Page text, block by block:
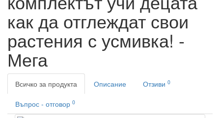
как да отглеждат свои
растения с усмивка! -
Мега
Всичко за продукта Описание Отзиви 0
Въпрос - отговор 0